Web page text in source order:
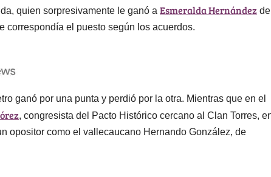
quien sorpresivamente le ganó a Esmeralda Hernández del
correspondía el puesto según los acuerdos.
ganó por una punta y perdió por la otra. Mientras que en el
, congresista del Pacto Histórico cercano al Clan Torres,
opositor como el vallecaucano Hernando González, de